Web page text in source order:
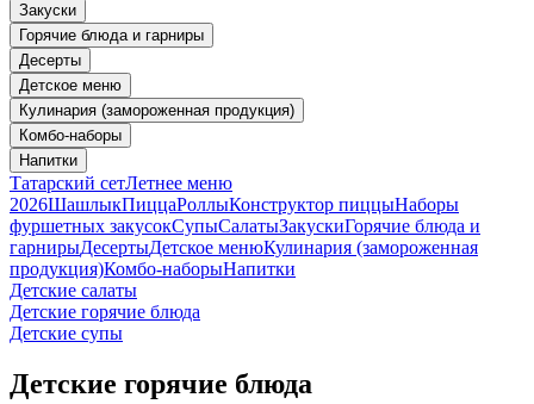
Закуски
Горячие блюда и гарниры
Десерты
Детское меню
Кулинария (замороженная продукция)
Комбо-наборы
Напитки
Татарский сетЛетнее меню
2026ШашлыкПиццаРоллыКонструктор пиццыНаборы
фуршетных закусокСупыСалатыЗакускиГорячие блюда и
гарнирыДесертыДетское менюКулинария (замороженная
продукция)Комбо-наборыНапитки
Детские салаты
Детские горячие блюда
Детские супы
Детские горячие блюда